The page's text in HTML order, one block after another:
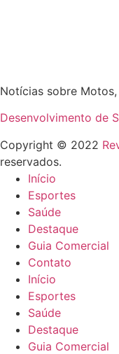
Notícias sobre
Desenvolvimento de
Copyright © 2022
reservados.
Início
Esportes
Saúde
Destaque
Guia Comercial
Contato
Início
Esportes
Saúde
Destaque
Guia Comercial